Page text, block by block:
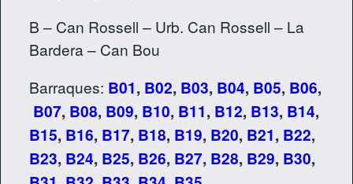
B – Can Rossell – Urb. Can Rossell – La
Bardera – Can Bou
Barraques: B01, B02, B03, B04, B05, B06,
B07, B08, B09, B10, B11, B12, B13, B14,
B15, B16, B17, B18, B19, B20, B21, B22,
B23, B24, B25, B26, B27, B28, B29, B30,